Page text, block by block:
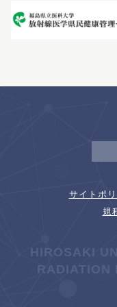
サイトポ
規
HIROSAKI
RADIATION